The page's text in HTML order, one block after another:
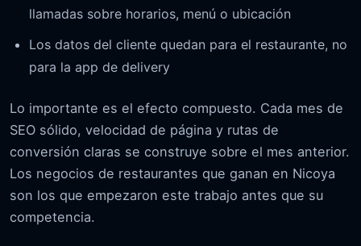
llamadas sobre horarios, menú o ubicación
Los datos del cliente quedan para el restaurante, no
para la app de delivery
Lo importante es el efecto compuesto. Cada mes de
SEO sólido, velocidad de página y rutas de
conversión claras se construye sobre el mes anterior.
Los negocios de restaurantes que ganan en Nicoya
son los que empezaron este trabajo antes que su
competencia.